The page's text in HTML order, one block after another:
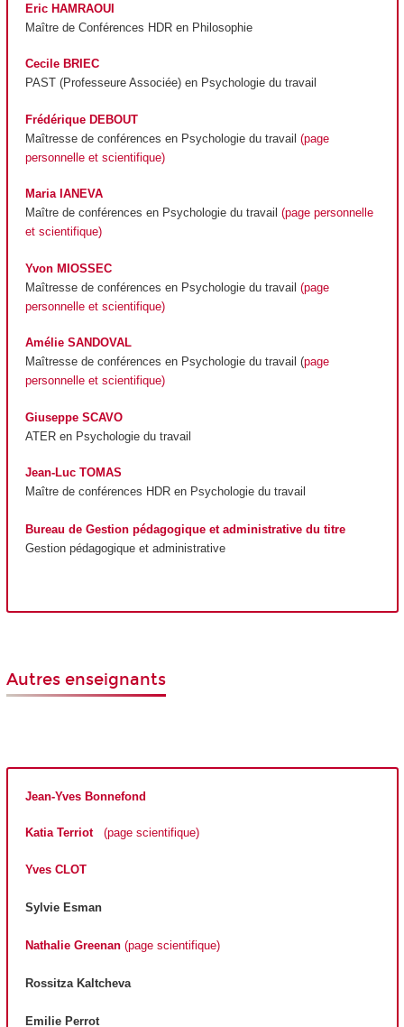
Eric HAMRAOUI
Maître de Conférences HDR en Philosophie
Cecile BRIEC
PAST (Professeure Associée) en Psychologie du travail
Frédérique DEBOUT
Maîtresse de conférences en Psychologie du travail (page
personnelle et scientifique)
Maria IANEVA
Maître de conférences en Psychologie du travail (page personnelle
et scientifique)
Yvon MIOSSEC
Maîtresse de conférences en Psychologie du travail (page
personnelle et scientifique)
Amélie SANDOVAL
Maîtresse de conférences en Psychologie du travail (page
personnelle et scientifique)
Giuseppe SCAVO
ATER en Psychologie du travail
Jean-Luc TOMAS
Maître de conférences HDR en Psychologie du travail
Bureau de Gestion pédagogique et administrative du titre
Gestion pédagogique et administrative
Autres enseignants
Jean-Yves Bonnefond
Katia Terriot (page scientifique)
Yves CLOT
Sylvie Esman
Nathalie Greenan (page scientifique)
Rossitza Kaltcheva
Emilie Perrot